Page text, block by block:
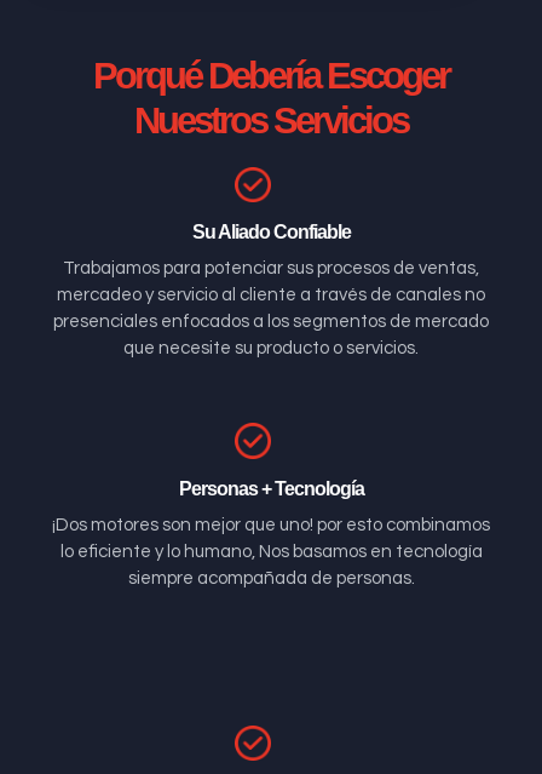
Porqué Debería Escoger
Nuestros Servicios
Su Aliado Confiable
Trabajamos para potenciar sus procesos de ventas,
mercadeo y servicio al cliente a través de canales no
presenciales enfocados a los segmentos de mercado
que necesite su producto o servicios.
Personas + Tecnología
¡Dos motores son mejor que uno! por esto combinamos
lo eficiente y lo humano, Nos basamos en tecnología
siempre acompañada de personas.